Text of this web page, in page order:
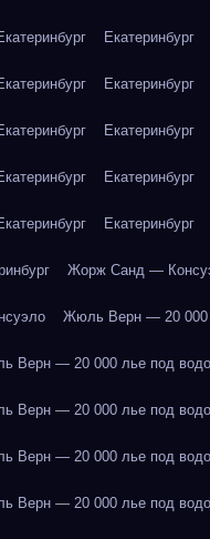
Екатеринбург
Екатеринбург
Екатеринбург
Екатеринбург
Екатеринбург
Жорж Санд —
Жюль Верн — 20 000
Верн — 20 000 лье под
Верн — 20 000 лье под
Верн — 20 000 лье под
Верн — 20 000 лье под